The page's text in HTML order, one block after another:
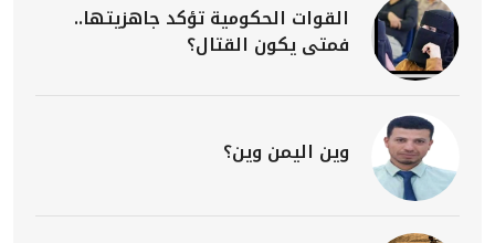
القوات الحكومية تؤكد جاهزيتها..
فمتى يكون القتال؟
وين اليمن وين؟